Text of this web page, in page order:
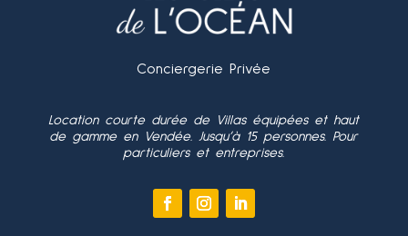
Conciergerie Privée
Location courte durée de Villas équipées et haut
de gamme en Vendée. Jusqu’à 15 personnes. Pour
particuliers et entreprises.